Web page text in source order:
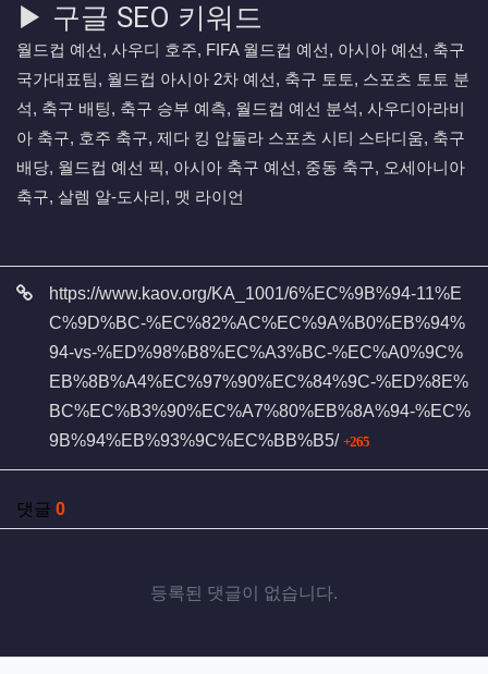
▶ 구글 SEO 키워드
월드컵 예선, 사우디 호주, FIFA 월드컵 예선, 아시아 예선, 축구
국가대표팀, 월드컵 아시아 2차 예선, 축구 토토, 스포츠 토토 분
석, 축구 배팅, 축구 승부 예측, 월드컵 예선 분석, 사우디아라비
아 축구, 호주 축구, 제다 킹 압둘라 스포츠 시티 스타디움, 축구
배당, 월드컵 예선 픽, 아시아 축구 예선, 중동 축구, 오세아니아
축구, 살렘 알-도사리, 맷 라이언
관련자료https://www.kaov.org/KA_1001/6%EC%9B%94-11%E
C%9D%BC-%EC%82%AC%EC%9A%B0%EB%94%
94-vs-%ED%98%B8%EC%A3%BC-%EC%A0%9C%
EB%8B%A4%EC%97%90%EC%84%9C-%ED%8E%
BC%EC%B3%90%EC%A7%80%EB%8A%94-%EC%
9B%94%EB%93%9C%EC%BB%B5/
265회 연결
댓글 0
등록된 댓글이 없습니다.